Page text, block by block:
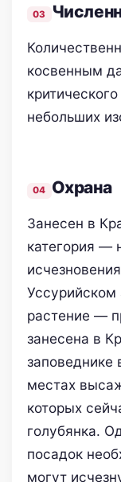
косвенным
небольших
Охрана
Занесен в
категория —
Уссурийском
растение —
занесена в
заповеднике
местах
которых
голубянка.
посадок
могут